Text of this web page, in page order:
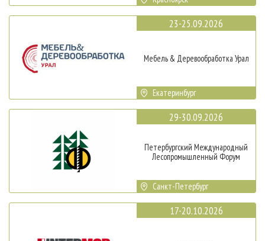
23-25.09.2026
Мебель & Деревообработка Урал
Екатеринбург
29-30.09.2026
Петербургский Международный
Лесопромышленный Форум
Санкт-Петербург
17-20.10.2026